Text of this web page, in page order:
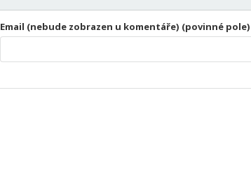
Email (nebude zobrazen u komentáře) (povinné pole)